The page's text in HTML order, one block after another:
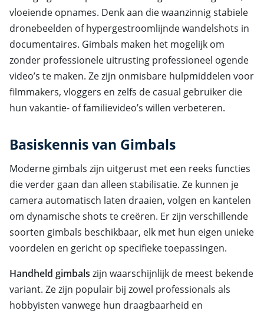
vloeiende opnames. Denk aan die waanzinnig stabiele
dronebeelden of hypergestroomlijnde wandelshots in
documentaires. Gimbals maken het mogelijk om
zonder professionele uitrusting professioneel ogende
video’s te maken. Ze zijn onmisbare hulpmiddelen voor
filmmakers, vloggers en zelfs de casual gebruiker die
hun vakantie- of familievideo’s willen verbeteren.
Basiskennis van Gimbals
Moderne gimbals zijn uitgerust met een reeks functies
die verder gaan dan alleen stabilisatie. Ze kunnen je
camera automatisch laten draaien, volgen en kantelen
om dynamische shots te creëren. Er zijn verschillende
soorten gimbals beschikbaar, elk met hun eigen unieke
voordelen en gericht op specifieke toepassingen.
Handheld gimbals zijn waarschijnlijk de meest bekende
variant. Ze zijn populair bij zowel professionals als
hobbyisten vanwege hun draagbaarheid en